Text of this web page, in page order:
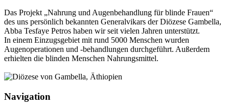
Das Projekt „Nahrung und Augenbehandlung für blinde Frauen“
des uns persönlich bekannten Generalvikars der Diözese Gambella,
Abba Tesfaye Petros haben wir seit vielen Jahren unterstützt.
In einem Einzugsgebiet mit rund 5000 Menschen wurden
Augenoperationen und -behandlungen durchgeführt. Außerdem
erhielten die blinden Menschen Nahrungsmittel.
Navigation